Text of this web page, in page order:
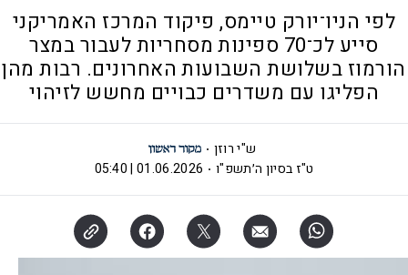
לפי הניו־יורק טיימס, פיקוד המרכז האמריקני
סייע לכ־70 ספינות מסחריות לעבור במצר
הורמוז בשלושת השבועות האחרונים. רבות מהן
הפליגו עם משדרים כבויים מחשש לזיהוי
ש"י רוזן
ט"ז בסיון ה׳תשפ"ו
01.06.2026 | 05:40